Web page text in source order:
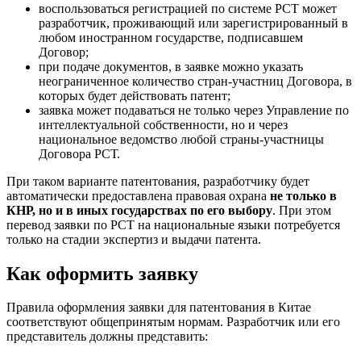
воспользоваться регистрацией по системе РСТ может
разработчик, проживающий или зарегистрированный в
любом иностранном государстве, подписавшем
Договор;
при подаче документов, в заявке можно указать
неограниченное количество стран-участниц Договора, в
которых будет действовать патент;
заявка может подаваться не только через Управление по
интеллектуальной собственности, но и через
национальное ведомство любой страны-участницы
Договора РСТ.
При таком варианте патентования, разработчику будет
автоматически предоставлена правовая охрана не только в
КНР, но и в иных государствах по его выбору. При этом
перевод заявки по РСТ на национальные языки потребуется
только на стадии экспертиз и выдачи патента.
Как оформить заявку
Правила оформления заявки для патентования в Китае
соответствуют общепринятым нормам. Разработчик или его
представитель должны представить: